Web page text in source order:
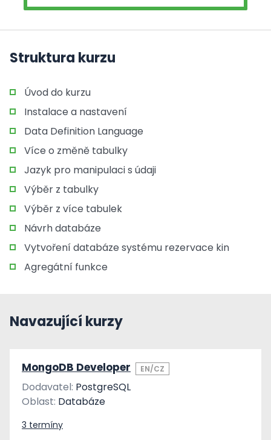
Struktura kurzu
Úvod do kurzu
Instalace a nastavení
Data Definition Language
Více o změně tabulky
Jazyk pro manipulaci s údaji
Výběr z tabulky
Výběr z více tabulek
Návrh databáze
Vytvoření databáze systému rezervace kin
Agregátní funkce
Navazující kurzy
MongoDB Developer EN/CZ
Dodavatel: PostgreSQL
Oblast: Databáze
3 termíny